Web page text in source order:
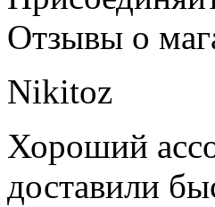
Отзывы о
Nikitoz
Хороший
доставили